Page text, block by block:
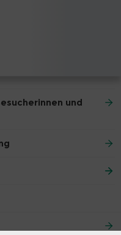
und